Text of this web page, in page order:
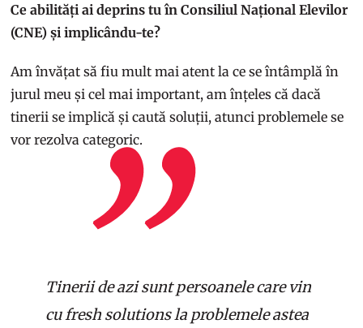
Ce abilități ai deprins tu în Consiliul Național Elevilor
(CNE) și implicându-te?
Am învățat să fiu mult mai atent la ce se întâmplă în
jurul meu și cel mai important, am înțeles că dacă
tinerii se implică și caută soluții, atunci problemele se
vor rezolva categoric.
Tinerii de azi sunt persoanele care vin
cu fresh solutions la problemele astea